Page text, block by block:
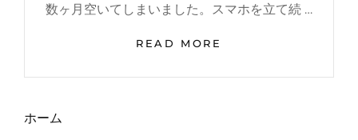
数ヶ月空いてしまいました。スマホを立て続 …
READ MORE
ぶ
ホーム